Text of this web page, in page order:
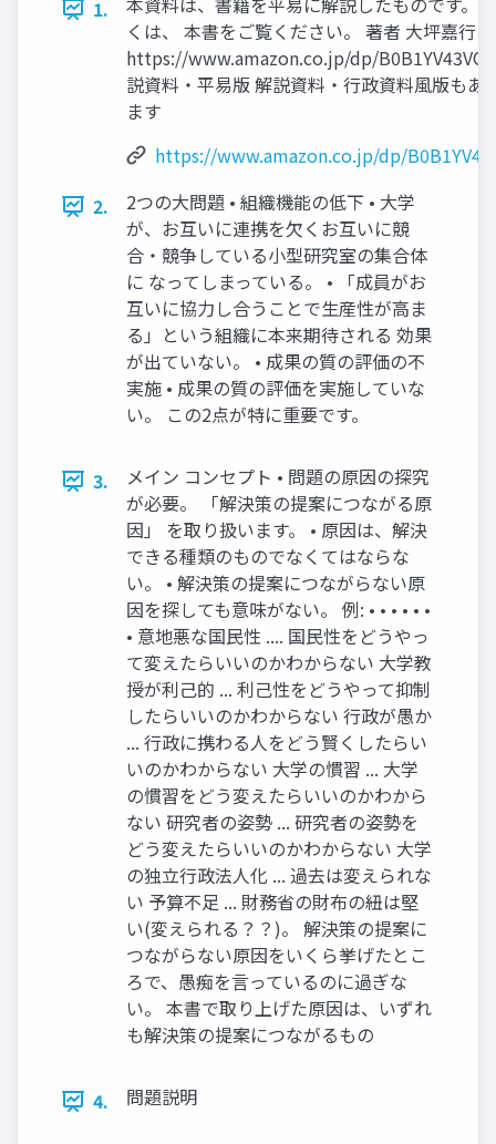
1.
くは、 本書をご覧ください。 著者 ⼤坪嘉⾏
https://www.amazon.co.jp/dp/B0B1YV43VQ
説資料・平易版 解説資料・⾏政資料⾵版もあ
ます
https://www.amazon.co.jp/dp/
2.
2つの⼤問題 • 組織機能の低下 • ⼤学
が、お互いに連携を⽋くお互いに競
合・競争している⼩型研究室の集合体
に なってしまっている。 • 「成員がお
互いに協⼒し合うことで⽣産性が⾼ま
る」という組織に本来期待される 効果
が出ていない。 • 成果の質の評価の不
実施 • 成果の質の評価を実施していな
い。 この2点が特に重要です。
3.
メイン コンセプト • 問題の原因の探究
が必要。 「解決策の提案につながる原
因」 を取り扱います。 • 原因は、解決
できる種類のものでなくてはならな
い。 • 解決策の提案につながらない原
因を探しても意味がない。 例: • • • • • •
• 意地悪な国⺠性 .... 国⺠性をどうやっ
て変えたらいいのかわからない ⼤学教
授が利⼰的 ... 利⼰性をどうやって抑制
したらいいのかわからない ⾏政が愚か
... ⾏政に携わる⼈をどう賢くしたらい
いのかわからない ⼤学の慣習 ... ⼤学
の慣習をどう変えたらいいのかわから
ない 研究者の姿勢 ... 研究者の姿勢を
どう変えたらいいのかわからない ⼤学
の独⽴⾏政法⼈化 ... 過去は変えられな
い 予算不⾜ ... 財務省の財布の紐は堅
い(変えられる？？)。 解決策の提案に
つながらない原因をいくら挙げたとこ
ろで、愚痴を⾔っているのに過ぎな
い。 本書で取り上げた原因は、いずれ
も解決策の提案につながるもの
4. 問題説明